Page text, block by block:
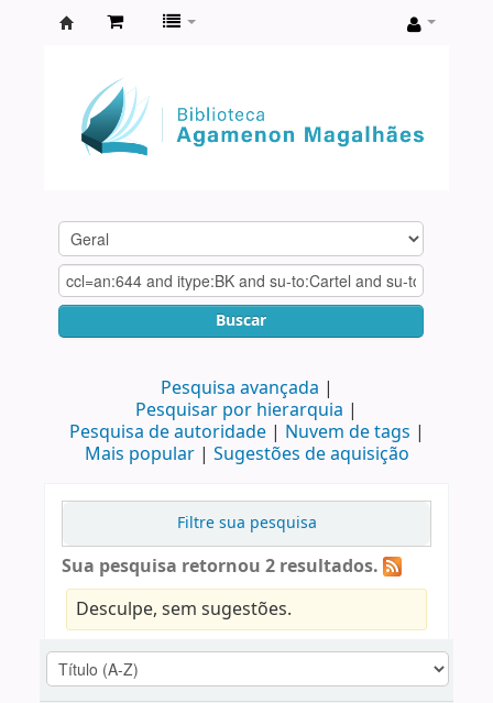
Agamenon
Magalhães
Buscar
Pesquisa avançada
Pesquisar por hierarquia
Pesquisa de autoridade
Nuvem de tags
Mais popular
Sugestões de aquisição
Filtre sua pesquisa
Sua pesquisa retornou 2 resultados.
Desculpe, sem sugestões.